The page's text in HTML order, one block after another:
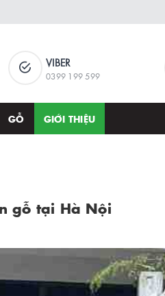
VIBER
0399 199 599
GỖ GIỚI THIỆU
gỗ tại Hà Nội